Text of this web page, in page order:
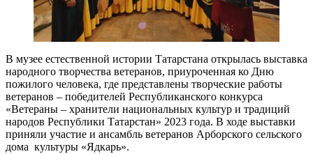
В музее естественной истории Татарстана открылась выставка
народного творчества ветеранов, приуроченная ко Дню
пожилого человека, где представлены творческие работы
ветеранов – победителей Республиканского конкурса
«Ветераны – хранители национальных культур и традиций
народов Республики Татарстан» 2023 года. В ходе выставки
приняли участие и ансамбль ветеранов Арборского сельского
дома культуры «Ядкарь».